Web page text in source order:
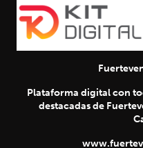
Plataforma digital con
destacadas de